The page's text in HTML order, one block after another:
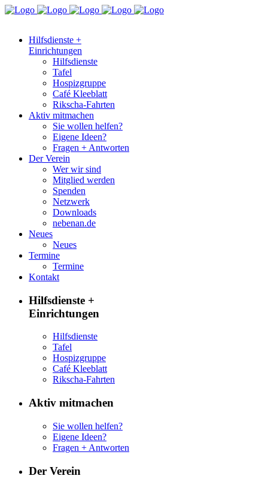
Hilfsdienste +
Einrichtungen
Hilfsdienste
Tafel
Hospizgruppe
Café Kleeblatt
Rikscha-Fahrten
Aktiv mitmachen
Sie wollen helfen?
Eigene Ideen?
Fragen + Antworten
Der Verein
Wer wir sind
Mitglied werden
Spenden
Netzwerk
Downloads
nebenan.de
Neues
Neues
Termine
Termine
Kontakt
Hilfsdienste +
Einrichtungen
Hilfsdienste
Tafel
Hospizgruppe
Café Kleeblatt
Rikscha-Fahrten
Aktiv mitmachen
Sie wollen helfen?
Eigene Ideen?
Fragen + Antworten
Der Verein